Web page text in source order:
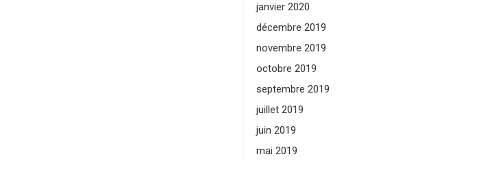
janvier 2020
décembre 2019
novembre 2019
octobre 2019
septembre 2019
juillet 2019
juin 2019
mai 2019